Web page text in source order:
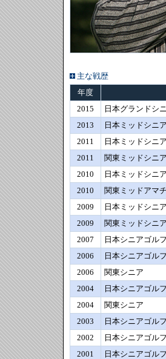
主な戦歴
年度
2015
日本グランドシ
2013
日本ミッドシニ
2011
日本ミッドシニ
2011
関東ミッドシニ
2010
日本ミッドシニ
2010
関東ミッドアマ
2009
日本ミッドシニ
2009
関東ミッドシニ
2007
日本シニアゴル
2006
日本シニアゴル
2006
関東シニア
2004
日本シニアゴル
2004
関東シニア
2003
日本シニアゴル
2002
日本シニアゴル
2001
日本シニアゴル